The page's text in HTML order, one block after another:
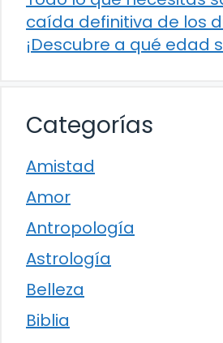
caída definitiva de los
¡Descubre a qué edad
Categorías
Amistad
Amor
Antropología
Astrología
Belleza
Biblia